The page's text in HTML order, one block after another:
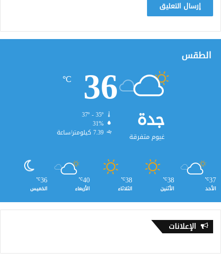
الطقس
جدة
غيوم متفرقة
36
℃
37º - 35º
31%
7.39 كيلومتر/ساعة
37
℃
الأحد
38
℃
الأثنين
38
℃
الثلاثاء
40
℃
الأربعاء
36
℃
الخميس
الإعلانات